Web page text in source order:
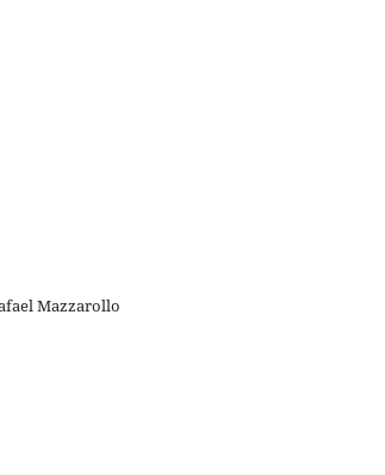
Mazzarollo